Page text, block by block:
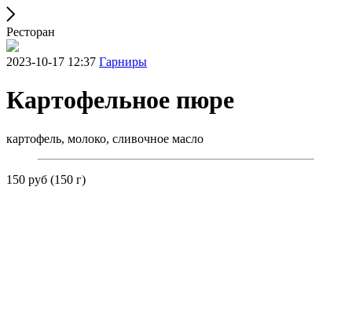
Ресторан
2023-10-17 12:37 Гарниры
Картофельное пюре
картофель, молоко, сливочное масло
150 руб (150 г)